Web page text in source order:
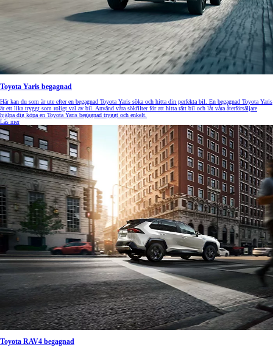
Toyota Yaris begagnad
Här kan du som är ute efter en begagnad Toyota Yaris söka och hitta din perfekta bil. En begagnad Toyota Yaris
är ett lika tryggt som roligt val av bil. Använd våra sökfilter för att hitta rätt bil och låt våra återförsäljare
hjälpa dig köpa en Toyota Yaris begagnad tryggt och enkelt.
Läs mer
Toyota RAV4 begagnad